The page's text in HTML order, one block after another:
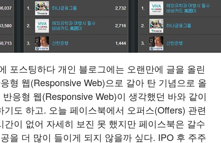
포스팅하다 개인 블로그에는 오랜만에 글을 올린
형 웹(Responsive Web)으로 갈아 탄 기념으로 올
응형 웹(Responsive Web)이 생각했던 바와 같이
기도 하고. 오늘 페이스북에서 오퍼스(Offers) 관련
간이 없어 자세히 보진 못 했지만 페이스북은 갈수
을 더 많이 들이게 되지 않을까 싶다. IPO 후 주주